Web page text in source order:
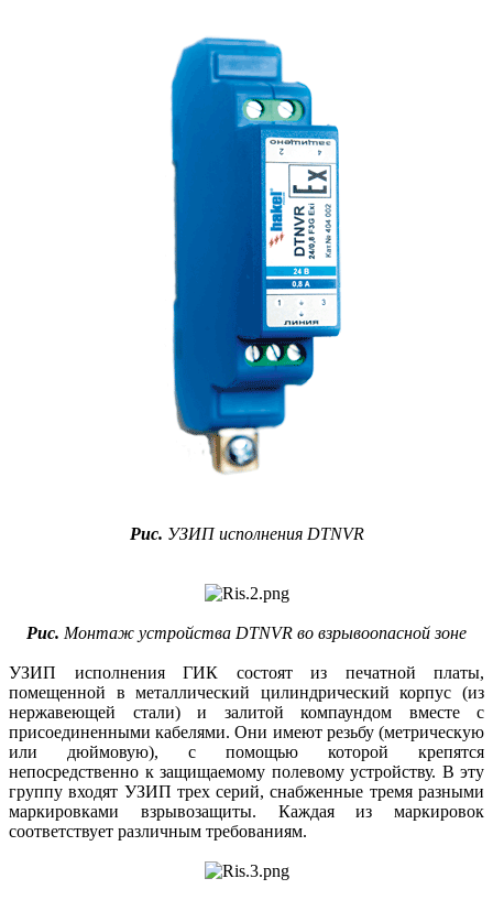
Рис. УЗИП исполнения DTNVR
Рис. Монтаж устройства DTNVR во взрывоопасной зоне
УЗИП исполнения ГИК состоят из печатной платы,
помещенной в металлический цилиндрический корпус (из
нержавеющей стали) и залитой компаундом вместе с
присоединенными кабелями. Они имеют резьбу (метрическую
или дюймовую), с помощью которой крепятся
непосредственно к защищаемому полевому устройству. В эту
группу входят УЗИП трех серий, снабженные тремя разными
маркировками взрывозащиты. Каждая из маркировок
соответствует различным требованиям.